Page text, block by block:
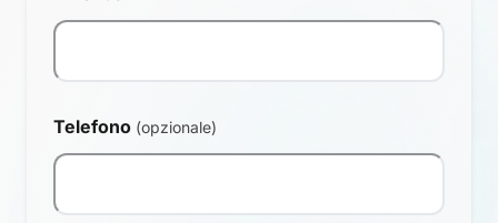
Telefono (opzionale)